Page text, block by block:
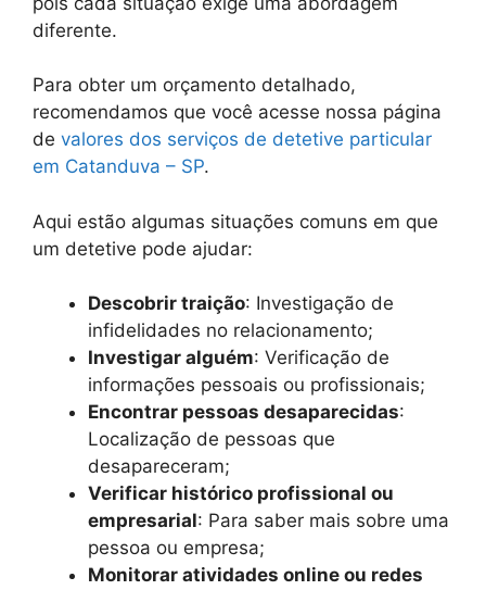
diferente.
Para obter um orçamento detalhado,
recomendamos que você acesse nossa página
de valores dos serviços de detetive particular
em Catanduva – SP.
Aqui estão algumas situações comuns em que
um detetive pode ajudar:
Descobrir traição: Investigação de
infidelidades no relacionamento;
Investigar alguém: Verificação de
informações pessoais ou profissionais;
Encontrar pessoas desaparecidas:
Localização de pessoas que
desapareceram;
Verificar histórico profissional ou
empresarial: Para saber mais sobre uma
pessoa ou empresa;
Monitorar atividades online ou redes